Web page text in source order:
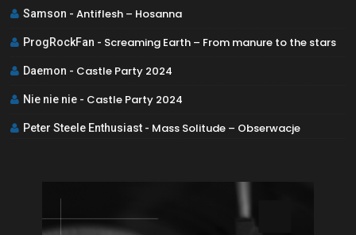
Samson - Antiflesh – Hosanna
ProgRockFan - Screaming Earth – From manure to the stars
Daemon - Castle Party 2024
Nie nie nie - Castle Party 2024
Peter Steele Enthusiast - Mass Solitude – Obserwacje